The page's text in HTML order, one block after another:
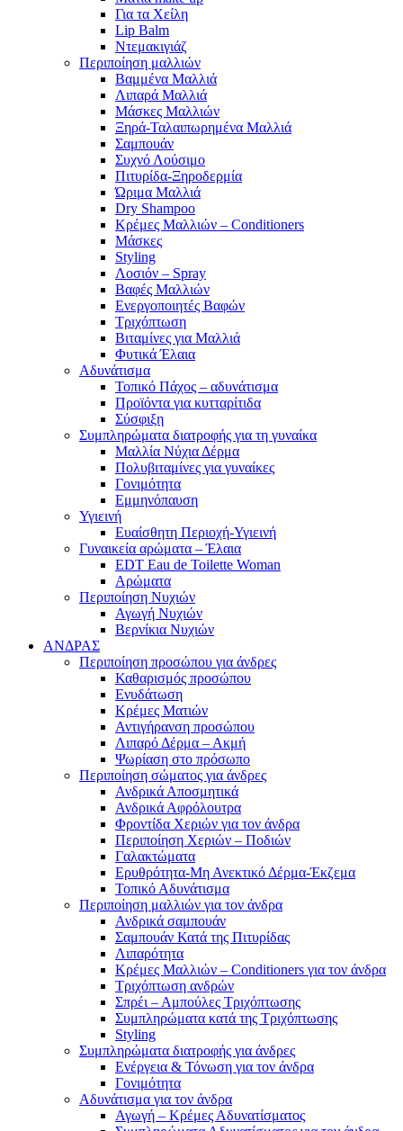
Για τα Χείλη
Lip Balm
Ντεμακιγιάζ
Περιποίηση μαλλιών
Βαμμένα Μαλλιά
Λιπαρά Μαλλιά
Μάσκες Μαλλιών
Ξηρά-Ταλαιπωρημένα Μαλλιά
Σαμπουάν
Συχνό Λούσιμο
Πιτυρίδα-Ξηροδερμία
Ώριμα Μαλλιά
Dry Shampoo
Κρέμες Μαλλιών – Conditioners
Μάσκες
Styling
Λοσιόν – Spray
Βαφές Μαλλιών
Ενεργοποιητές Βαφών
Τριχόπτωση
Βιταμίνες για Μαλλιά
Φυτικά Έλαια
Αδυνάτισμα
Τοπικό Πάχος – αδυνάτισμα
Προϊόντα για κυτταρίτιδα
Σύσφιξη
Συμπληρώματα διατροφής για τη γυναίκα
Μαλλία Νύχια Δέρμα
Πολυβιταμίνες για γυναίκες
Γονιμότητα
Εμμηνόπαυση
Υγιεινή
Ευαίσθητη Περιοχή-Υγιεινή
Γυναικεία αρώματα – Έλαια
EDT Eau de Toilette Woman
Αρώματα
Περιποίηση Νυχιών
Αγωγή Νυχιών
Βερνίκια Νυχιών
ΑΝΔΡΑΣ
Περιποίηση προσώπου για άνδρες
Καθαρισμός προσώπου
Ενυδάτωση
Κρέμες Ματιών
Αντιγήρανση προσώπου
Λιπαρό Δέρμα – Ακμή
Ψωρίαση στο πρόσωπο
Περιποίηση σώματος για άνδρες
Ανδρικά Αποσμητικά
Ανδρικά Αφρόλουτρα
Φροντίδα Χεριών για τον άνδρα
Περιποίηση Χεριών – Ποδιών
Γαλακτώματα
Ερυθρότητα-Μη Ανεκτικό Δέρμα-Έκζεμα
Τοπικό Αδυνάτισμα
Περιποίηση μαλλιών για τον άνδρα
Ανδρικά σαμπουάν
Σαμπουάν Κατά της Πιτυρίδας
Λιπαρότητα
Κρέμες Μαλλιών – Conditioners για τον άνδρα
Τριχόπτωση ανδρών
Σπρέι – Αμπούλες Τριχόπτωσης
Συμπληρώματα κατά της Τριχόπτωσης
Styling
Συμπληρώματα διατροφής για άνδρες
Ενέργεια & Τόνωση για τον άνδρα
Γονιμότητα
Αδυνάτισμα για τον άνδρα
Αγωγή – Κρέμες Αδυνατίσματος